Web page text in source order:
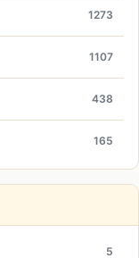
1273
1107
438
165
5